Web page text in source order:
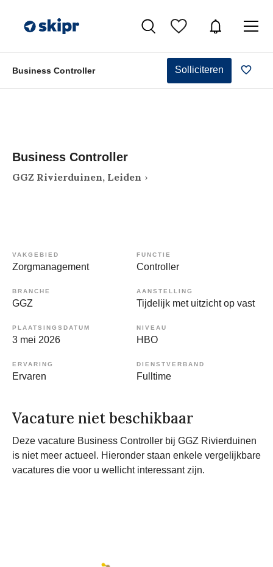
Business Controller Solliciteren
Business Controller
GGZ Rivierduinen, Leiden
VAKGEBIED
Zorgmanagement
FUNCTIE
Controller
BRANCHE
GGZ
AANSTELLING
Tijdelijk met uitzicht op vast
PLAATSINGSDATUM
3 mei 2026
NIVEAU
HBO
ERVARING
Ervaren
DIENSTVERBAND
Fulltime
Vacature niet beschikbaar
Deze vacature Business Controller bij GGZ Rivierduinen
is niet meer actueel. Hieronder staan enkele vergelijkbare
vacatures die voor u wellicht interessant zijn.